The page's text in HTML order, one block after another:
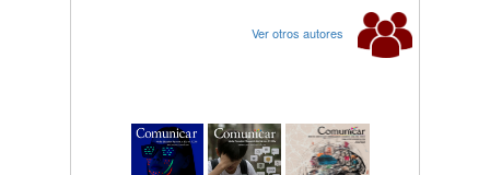
Ver otros autores